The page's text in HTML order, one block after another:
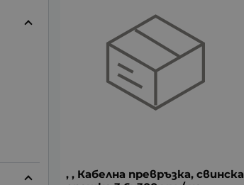
, , Кабелна превръзка, свинска